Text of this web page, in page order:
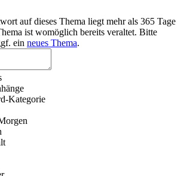
auf dieses Thema liegt mehr als 365 Tage
ist womöglich bereits veraltet. Bitte
ein neues Thema.
Kategorie